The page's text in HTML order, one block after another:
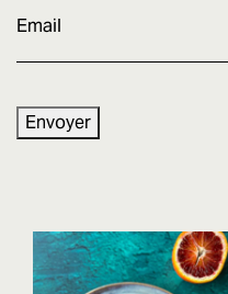
mail
Envoyer